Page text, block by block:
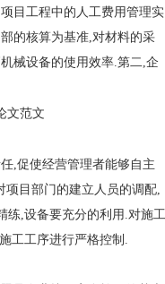
目工程中的人工费用管理实
的核算为基准,对材料的采
械设备的使用效率.第二,企
,促使经营管理者能够自主
目部门的建立人员的调配,
练,设备要充分的利用.对施工
工工序进行严格控制.